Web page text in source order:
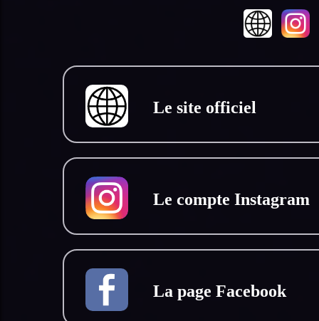
Le site officiel
Le compte Instagram
La page Facebook